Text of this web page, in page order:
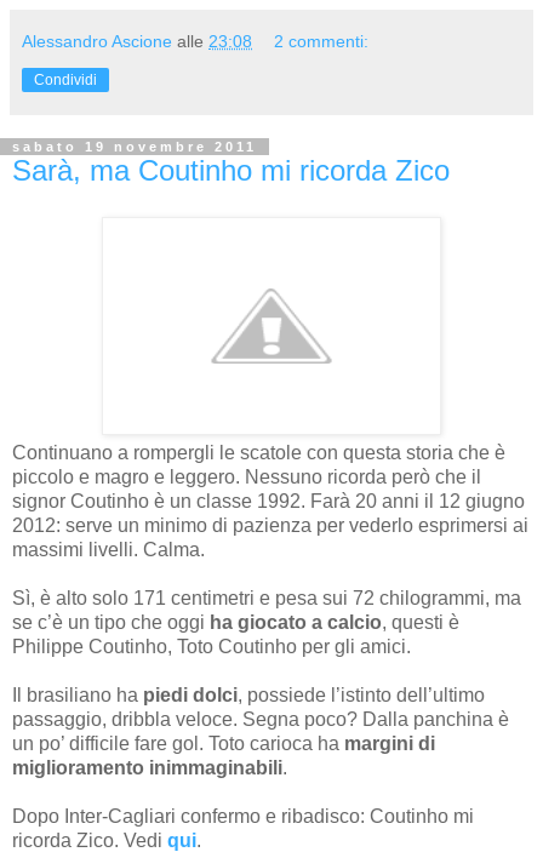
Alessandro Ascione alle 23:08 2 commenti:
Condividi
sabato 19 novembre 2011
Sarà, ma Coutinho mi ricorda Zico
Continuano a rompergli le scatole con questa storia che è
piccolo e magro e leggero. Nessuno ricorda però che il
signor Coutinho è un classe 1992. Farà 20 anni il 12 giugno
2012: serve un minimo di pazienza per vederlo esprimersi ai
massimi livelli. Calma.
Sì, è alto solo 171 centimetri e pesa sui 72 chilogrammi, ma
se c’è un tipo che oggi ha giocato a calcio, questi è
Philippe Coutinho, Toto Coutinho per gli amici.
Il brasiliano ha piedi dolci, possiede l’istinto dell’ultimo
passaggio, dribbla veloce. Segna poco? Dalla panchina è
un po’ difficile fare gol. Toto carioca ha margini di
miglioramento inimmaginabili.
Dopo Inter-Cagliari confermo e ribadisco: Coutinho mi
ricorda Zico. Vedi qui.